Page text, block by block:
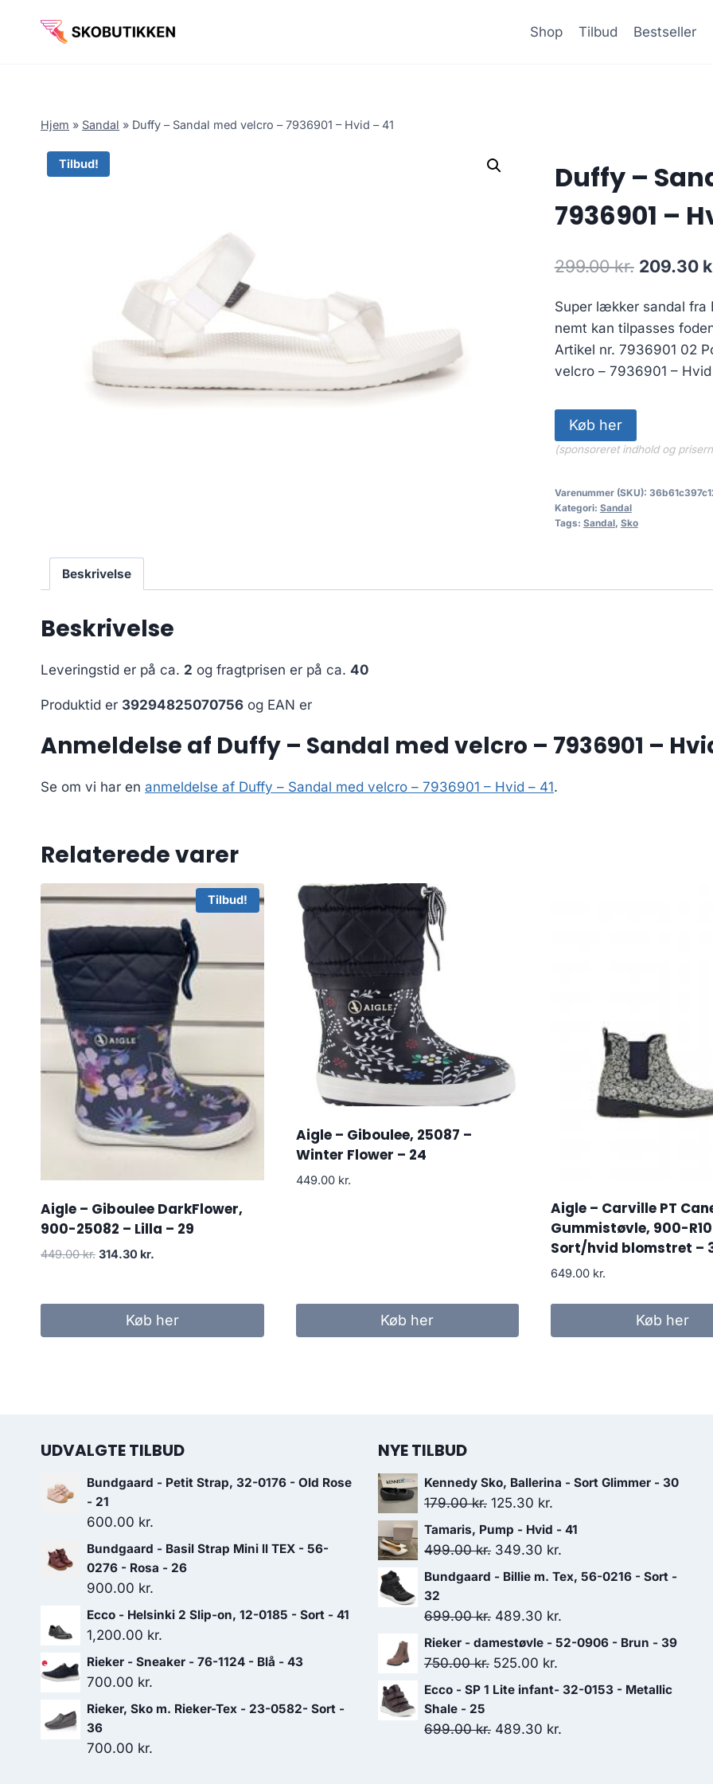
Shop Tilbud Bestseller
Hjem » Sandal » Duffy – Sandal med velcro – 7936901 – Hvid – 41
Tilbud!
Duffy –
7936901 –
299.00kr. Den
pris
var:
299.00
209.30
Super lækker sandal fra
nemt kan tilpasses
Artikel nr. 7936901 02
velcro – 7936901 – Hvid
Køb her
(sponsoreret indhold og
Varenummer (SKU):
Kategori: Sandal
Tags: Sandal, Sko
Beskrivelse
Beskrivelse
Leveringstid er på ca. 2 og fragtprisen er på ca. 40
Produktid er 39294825070756 og EAN er
Anmeldelse af Duffy – Sandal med velcro – 7936901 –
Se om vi har en anmeldelse af Duffy – Sandal med velcro – 7936901 – Hvid – 41.
Relaterede varer
Tilbud!
Aigle – Giboulee DarkFlower,
900-25082 – Lilla – 29
449.00kr. Den
var:
449.00 kr..
314.30 kr.
er:
314.30 kr..
Køb her
Aigle – Giboulee, 25087 –
Winter Flower – 24
449.00 kr.
Køb her
Aigle – Carville PT
Gummistøvle, 900-
Sort/hvid blomstret –
649.00 kr.
Køb her
UDVALGTE TILBUD
Bundgaard - Petit Strap, 32-0176 - Old Rose
- 21
600.00 kr.
Bundgaard - Basil Strap Mini ll TEX - 56-
0276 - Rosa - 26
900.00 kr.
Ecco - Helsinki 2 Slip-on, 12-0185 - Sort - 41
1,200.00 kr.
Rieker - Sneaker - 76-1124 - Blå - 43
700.00 kr.
Rieker, Sko m. Rieker-Tex - 23-0582- Sort -
36
700.00 kr.
NYE TILBUD
Kennedy Sko, Ballerina - Sort Glimmer - 30
179.00kr. Den
oprindelige
pris
125.30 kr.
aktuelle
pris
125.30 kr..
Tamaris, Pump - Hvid - 41
499.00kr. Den
oprindelige
var:
499.00 kr..
349.30 kr.
aktuelle
349.30 kr..
Bundgaard - Billie m. Tex, 56-0216 - Sort -
32
699.00kr. Den
oprindelige
pris
489.30 kr.
aktuelle
Rieker - damestøvle - 52-0906 - Brun - 39
750.00kr. Den
oprindelige
var:
525.00 kr.
aktuelle
er:
Ecco - SP 1 Lite infant- 32-0153 - Metallic
Shale - 25
699.00kr. Den
489.30 kr.